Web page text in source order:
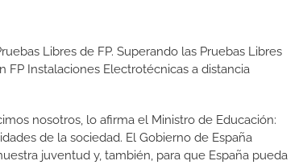
Libres de FP. Superando las Pruebas Libres
Instalaciones Electrotécnicas a distancia
nosotros, lo afirma el Ministro de Educación:
de la sociedad. El Gobierno de España
juventud y, también, para que España pueda